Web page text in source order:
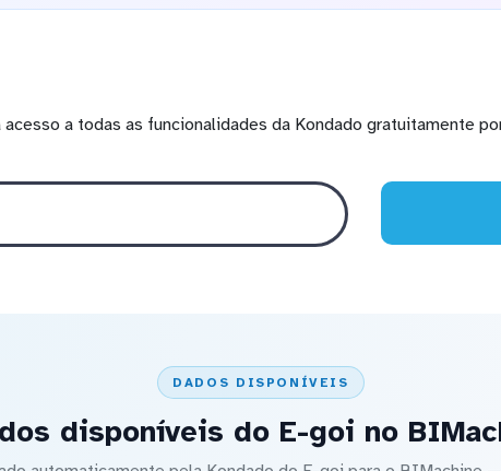
acesso a todas as funcionalidades da Kondado gratuitamente
DADOS DISPONÍVEIS
disponíveis do E-goi no